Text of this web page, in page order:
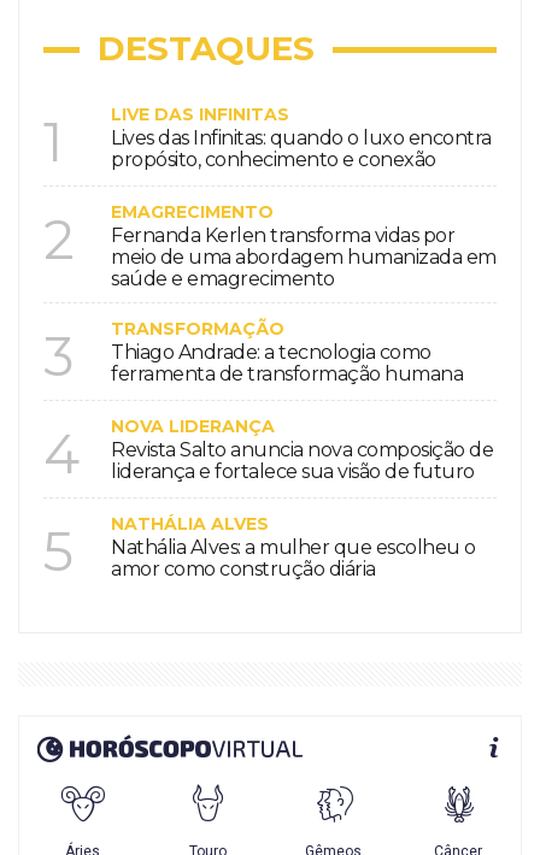
DESTAQUES
1 LIVE DAS INFINITAS
Lives das Infinitas: quando o luxo encontra
propósito, conhecimento e conexão
2 EMAGRECIMENTO
Fernanda Kerlen transforma vidas por
meio de uma abordagem humanizada em
saúde e emagrecimento
3 TRANSFORMAÇÃO
Thiago Andrade: a tecnologia como
ferramenta de transformação humana
4 NOVA LIDERANÇA
Revista Salto anuncia nova composição de
liderança e fortalece sua visão de futuro
5 NATHÁLIA ALVES
Nathália Alves: a mulher que escolheu o
amor como construção diária